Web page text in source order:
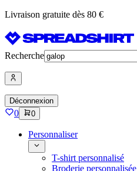
Livraison gratuite dès 80 €
Recherche
Déconnexion
0 0
Personnaliser
T-shirt personnalisé
Broderie personnalisée